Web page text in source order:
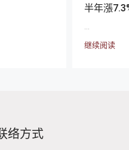
半年漲
继续阅读
络方式